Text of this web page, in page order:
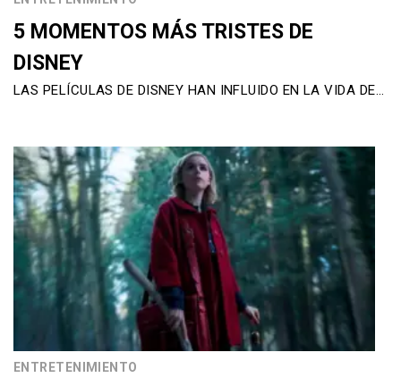
5 MOMENTOS MÁS TRISTES DE
DISNEY
LAS PELÍCULAS DE DISNEY HAN INFLUIDO EN LA VIDA DE…
ENTRETENIMIENTO